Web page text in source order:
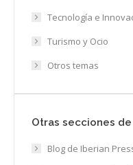
Tecnología e
Turismo y Ocio
Otros temas
Otras secciones
Blog de Iberian